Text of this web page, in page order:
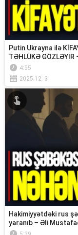
Putin Ukrayna ilə
TƏHLÜKƏ GÖZLƏYİR
4:55
2025.12. 3
Hakimiyyətdəki rus
yaranıb – Əli